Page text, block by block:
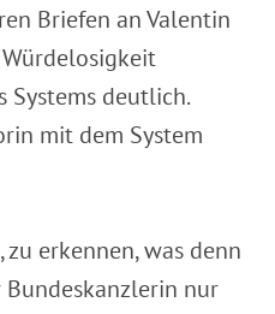
Briefen an Valentin
Systems deutlich.
mit dem System
erkennen, was denn
nur